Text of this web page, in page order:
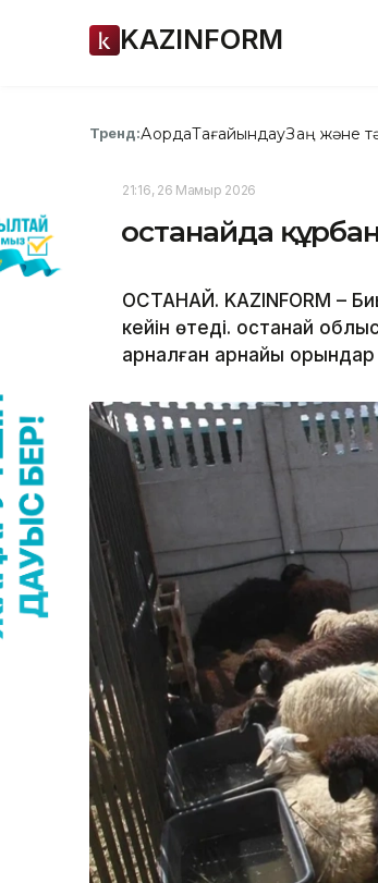
KAZINFORM
Тренд:АқордаТағайындауЗаң және
21:16, 26 Мамыр 2026
Қостанайда
ҚОСТАНАЙ. KAZINFORM –
кейін өтеді. Қостанай
арналған арнайы